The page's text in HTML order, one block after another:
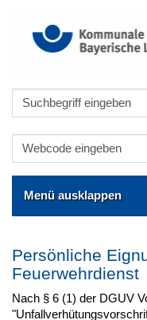
Menü ausklappen
Persönliche
Feuerwehrdienst
Nach § 6 (1) der DGUV